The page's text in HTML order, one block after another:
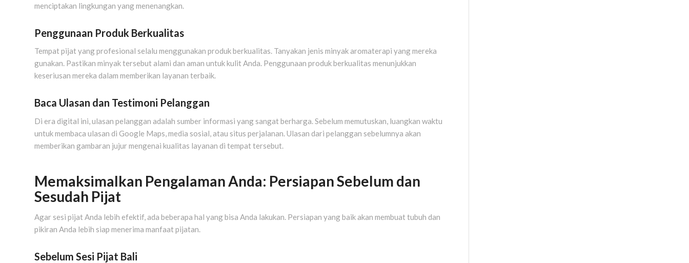
menciptakan lingkungan yang menenangkan.
Penggunaan Produk Berkualitas
Tempat pijat yang profesional selalu menggunakan produk berkualitas. Tanyakan jenis minyak aromaterapi yang mereka
gunakan. Pastikan minyak tersebut alami dan aman untuk kulit Anda. Penggunaan produk berkualitas menunjukkan
keseriusan mereka dalam memberikan layanan terbaik.
Baca Ulasan dan Testimoni Pelanggan
Di era digital ini, ulasan pelanggan adalah sumber informasi yang sangat berharga. Sebelum memutuskan, luangkan waktu
untuk membaca ulasan di Google Maps, media sosial, atau situs perjalanan. Ulasan dari pelanggan sebelumnya akan
memberikan gambaran jujur mengenai kualitas layanan di tempat tersebut.
Memaksimalkan Pengalaman Anda: Persiapan Sebelum dan
Sesudah Pijat
Agar sesi pijat Anda lebih efektif, ada beberapa hal yang bisa Anda lakukan. Persiapan yang baik akan membuat tubuh dan
pikiran Anda lebih siap menerima manfaat pijatan.
Sebelum Sesi Pijat Bali